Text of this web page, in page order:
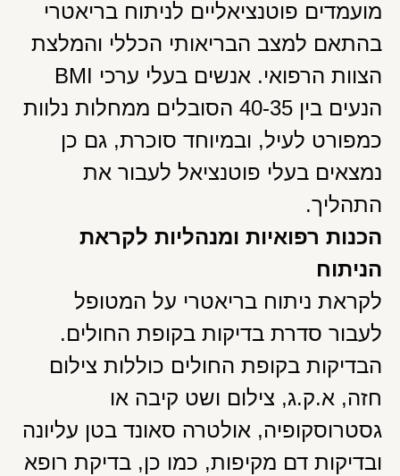
מועמדים פוטנציאליים לניתוח בריאטרי
בהתאם למצב הבריאותי הכללי והמלצת
הצוות הרפואי. אנשים בעלי ערכי BMI
הנעים בין 40-35 הסובלים ממחלות נלוות
כמפורט לעיל, ובמיוחד סוכרת, גם כן
נמצאים בעלי פוטנציאל לעבור את
התהליך.
הכנות רפואיות ומנהליות לקראת
הניתוח
לקראת ניתוח בריאטרי על המטופל
לעבור סדרת בדיקות בקופת החולים.
הבדיקות בקופת החולים כוללות צילום
חזה, א.ק.ג, צילום ושט קיבה או
גסטרוסקופיה, אולטרה סאונד בטן עליונה
ובדיקות דם מקיפות, כמו כן, בדיקת רופא